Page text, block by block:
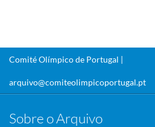
Comité Olímpico de Portugal |
arquivo@comiteolimpicoportugal.pt
Sobre o Arquivo